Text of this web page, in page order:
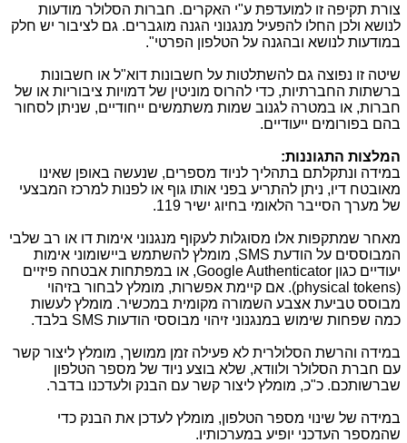
צורת תקיפה זו למועדפת ע"י האקרים. חברות הסלולר מודעות
לנושא ולכן החלו להפעיל מנגנוני הגנה מוגברים. גם לציבור יש חלק
במודעות לנושא ובהגנה על הטלפון הפרטי".
שיטה זו נפוצה גם להשתלטות על חשבונות דוא"ל או חשבונות
ברשתות החברתיות, כדי להרוס מוניטין של דמויות ציבוריות או של
חברות, או במטרה לגנוב שמות משתמשים ייחודיים, שניתן לסחור
בהם בפורומים ייעודיים.
המלצות התגוננות:
במידה ונתקלתם בתהליך לניוד מספרים, שנעשה באופן שאינו
מאובטח דיו, ניתן להתריע בפני אותו גוף או לפנות למרכז המבצעי
של מערך הסייבר הלאומי בחיוג ישיר 119.
מאחר שמתקפות אלו מסוגלות לעקוף מנגנוני אימות דו או רב שלבי
המבוססים על הודעת SMS, מומלץ להשתמש ביישומוני אימות
יעודיים כגון Google Authenticator, או במפתחות אבטחה פיזיים
(
physical tokens). אם קיימת אפשרות, מומלץ לבחור בזיהוי
מבוסס טביעת אצבע השמורה מקומית במכשיר. מומלץ לעשות
כמה שפחות שימוש במנגנוני זיהוי מבוססי הודעות SMS בלבד.
במידה והרשת הסלולרית לא פעילה זמן ממושך, מומלץ ליצור קשר
עם חברת הסלולר ולוודא, שלא בוצע ניוד של מספר הטלפון
שברשותכם. כ"כ, מומלץ ליצור קשר עם הבנק ולעדכנו בדבר.
במידה של שינוי מספר הטלפון, מומלץ לעדכן את הבנק כדי
שהמספר העדכני יופיע במערכותיו.